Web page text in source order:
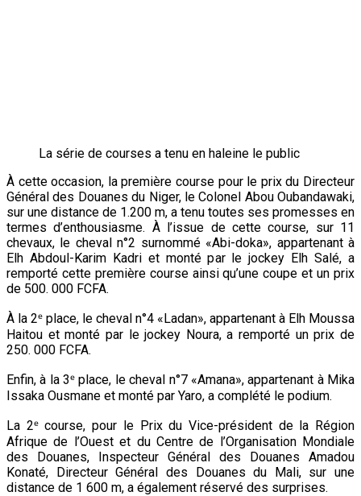
La série de courses a tenu en haleine le public
À cette occasion, la première course pour le prix du Directeur
Général des Douanes du Niger, le Colonel Abou Oubandawaki,
sur une distance de 1.200 m, a tenu toutes ses promesses en
termes d’enthousiasme. À l’issue de cette course, sur 11
chevaux, le cheval n°2 surnommé «Abi-doka», appartenant à
Elh Abdoul-Karim Kadri et monté par le jockey Elh Salé, a
remporté cette première course ainsi qu’une coupe et un prix
de 500. 000 FCFA.
À la 2ᵉ place, le cheval n°4 «Ladan», appartenant à Elh Moussa
Haitou et monté par le jockey Noura, a remporté un prix de
250. 000 FCFA.
Enfin, à la 3ᵉ place, le cheval n°7 «Amana», appartenant à Mika
Issaka Ousmane et monté par Yaro, a complété le podium.
La 2ᵉ course, pour le Prix du Vice-président de la Région
Afrique de l’Ouest et du Centre de l’Organisation Mondiale
des Douanes, Inspecteur Général des Douanes Amadou
Konaté, Directeur Général des Douanes du Mali, sur une
distance de 1 600 m, a également réservé des surprises.